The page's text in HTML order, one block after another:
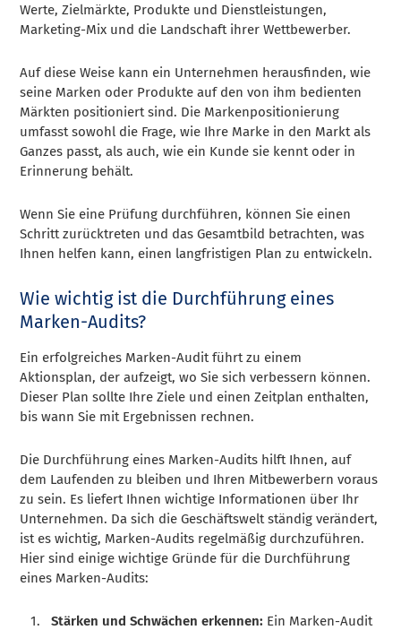
Werte, Zielmärkte, Produkte und Dienstleistungen,
Marketing-Mix und die Landschaft ihrer Wettbewerber.
Auf diese Weise kann ein Unternehmen herausfinden, wie
seine Marken oder Produkte auf den von ihm bedienten
Märkten positioniert sind. Die Markenpositionierung
umfasst sowohl die Frage, wie Ihre Marke in den Markt als
Ganzes passt, als auch, wie ein Kunde sie kennt oder in
Erinnerung behält.
Wenn Sie eine Prüfung durchführen, können Sie einen
Schritt zurücktreten und das Gesamtbild betrachten, was
Ihnen helfen kann, einen langfristigen Plan zu entwickeln.
Wie wichtig ist die Durchführung eines
Marken-Audits?
Ein erfolgreiches Marken-Audit führt zu einem
Aktionsplan, der aufzeigt, wo Sie sich verbessern können.
Dieser Plan sollte Ihre Ziele und einen Zeitplan enthalten,
bis wann Sie mit Ergebnissen rechnen.
Die Durchführung eines Marken-Audits hilft Ihnen, auf
dem Laufenden zu bleiben und Ihren Mitbewerbern voraus
zu sein. Es liefert Ihnen wichtige Informationen über Ihr
Unternehmen. Da sich die Geschäftswelt ständig verändert,
ist es wichtig, Marken-Audits regelmäßig durchzuführen.
Hier sind einige wichtige Gründe für die Durchführung
eines Marken-Audits:
Stärken und Schwächen erkennen: Ein Marken-Audit